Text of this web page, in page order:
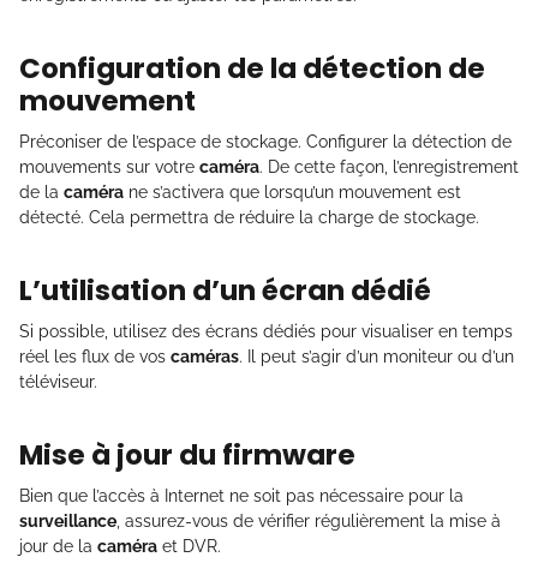
Configuration de la détection de
mouvement
Préconiser de l’espace de stockage. Configurer la détection de
mouvements sur votre caméra. De cette façon, l’enregistrement
de la caméra ne s’activera que lorsqu’un mouvement est
détecté. Cela permettra de réduire la charge de stockage.
L’utilisation d’un écran dédié
Si possible, utilisez des écrans dédiés pour visualiser en temps
réel les flux de vos caméras. Il peut s’agir d’un moniteur ou d’un
téléviseur.
Mise à jour du firmware
Bien que l’accès à Internet ne soit pas nécessaire pour la
surveillance, assurez-vous de vérifier régulièrement la mise à
jour de la caméra et DVR.